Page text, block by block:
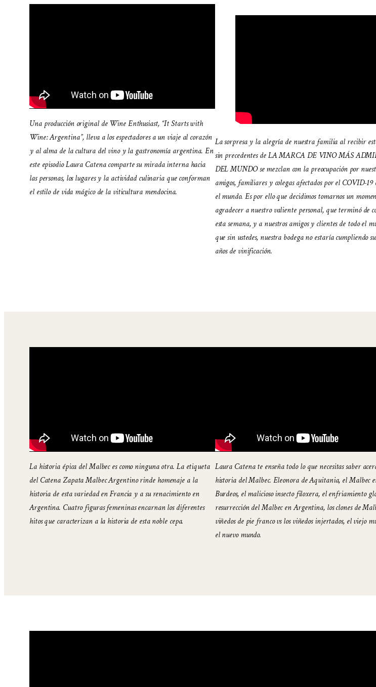
Una producción original de Wine Enthusiast, “It Starts with
Wine: Argentina”, lleva a los espectadores a un viaje al corazón
y al alma de la cultura del vino y la gastronomía argentina. En
este episodio Laura Catena comparte su mirada interna hacia
las personas, los lugares y la actividad culinaria que conforman
el estilo de vida mágico de la viticultura mendocina.
La sorpresa y la alegría de nuestra familia al recibir
sin precedentes de LA MARCA DE VINO MÁS
DEL MUNDO se mezclan con la preocupación por
amigos, familiares y colegas afectados por el COVID-19
el mundo. Es por ello que decidimos tomarnos un
agradecer a nuestro valiente personal, que terminó de
esta semana, y a nuestros amigos y clientes de todo el
que sin ustedes, nuestra bodega no estaría cumpliendo
años de vinificación.
La historia épica del Malbec es como ninguna otra. La etiqueta
del Catena Zapata Malbec Argentino rinde homenaje a la
historia de esta variedad en Francia y a su renacimiento en
Argentina. Cuatro figuras femeninas encarnan los diferentes
hitos que caracterizan a la historia de esta noble cepa.
Laura Catena te enseña todo lo que necesitas saber
historia del Malbec. Eleonora de Aquitania, el Malbec
Burdeos, el malicioso insecto filoxera, el enfriamiento
resurrección del Malbec en Argentina, los clones de
viñedos de pie franco vs los viñedos injertados, el viejo
el nuevo mundo.